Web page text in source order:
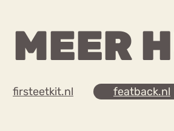
MEER
firsteetkit.nl featback.nl